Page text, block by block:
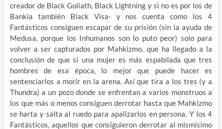
creador de Black Goliath, Black Lightning y si no es por los de
Bankia también Black Visa- y nos cuenta como los 4
Fantásticos consiguen escapar de su prisión (sin la ayuda de
Medusa, porque los Inhumanos son lo puto peor) solo para
volver a ser capturados por Mahkizmo, que ha llegado a la
conclusión de que si una mujer es más espabilada que tres
hombres de esa época, lo mejor que puede hacer es
sentenciarlos a morir en la arena. Así que tira a los tres (y a
Thundra) a un pozo donde se enfrentan a varios monstruos a
los que más o menos consiguen derrotar hasta que Mahkizmo
se harta y salta al ruedo para apalizarlos en persona. Y los 4
Fantásticos, aquellos que consiguieron derrotar al mismísimo